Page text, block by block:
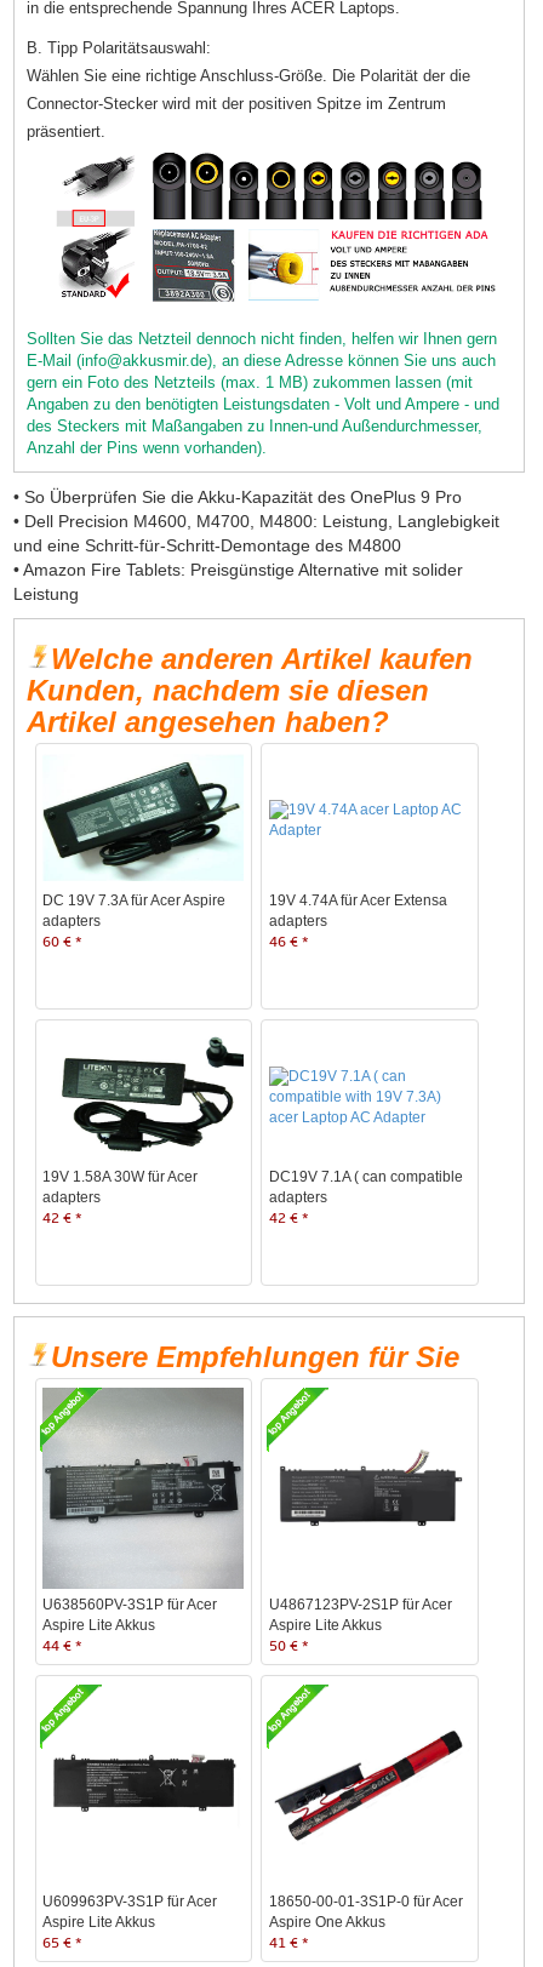
in die entsprechende Spannung Ihres ACER Laptops.
B. Tipp Polaritätsauswahl:
Wählen Sie eine richtige Anschluss-Größe. Die Polarität der die
Connector-Stecker wird mit der positiven Spitze im Zentrum
präsentiert.
Sollten Sie das Netzteil dennoch nicht finden, helfen wir Ihnen gern
E-Mail (info@akkusmir.de), an diese Adresse können Sie uns auch
gern ein Foto des Netzteils (max. 1 MB) zukommen lassen (mit
Angaben zu den benötigten Leistungsdaten - Volt und Ampere - und
des Steckers mit Maßangaben zu Innen-und Außendurchmesser,
Anzahl der Pins wenn vorhanden).
• So Überprüfen Sie die Akku-Kapazität des OnePlus 9 Pro
• Dell Precision M4600, M4700, M4800: Leistung, Langlebigkeit
und eine Schritt-für-Schritt-Demontage des M4800
• Amazon Fire Tablets: Preisgünstige Alternative mit solider
Leistung
Welche anderen Artikel kaufen
Kunden, nachdem sie diesen
Artikel angesehen haben?
DC 19V 7.3A für Acer Aspire
adapters
60 € *
19V 4.74A für Acer Extensa
adapters
46 € *
19V 1.58A 30W für Acer
adapters
42 € *
DC19V 7.1A ( can compatible
adapters
42 € *
Unsere Empfehlungen für Sie
U638560PV-3S1P für Acer
Aspire Lite Akkus
44 € *
U4867123PV-2S1P für Acer
Aspire Lite Akkus
50 € *
U609963PV-3S1P für Acer
Aspire Lite Akkus
65 € *
18650-00-01-3S1P-0 für Acer
Aspire One Akkus
41 € *